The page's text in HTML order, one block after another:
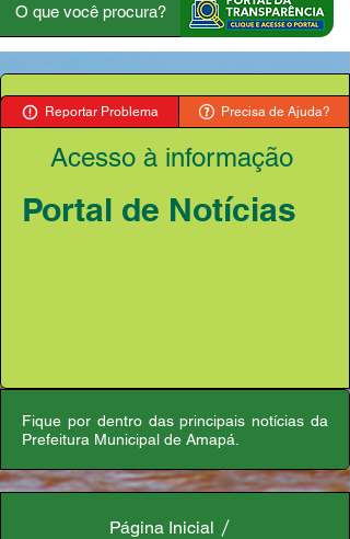
Reportar Problema Precisa de Ajuda?
Acesso à informação
Portal de Notícias
Fique por dentro das principais notícias da
Prefeitura Municipal de Amapá.
Página Inicial